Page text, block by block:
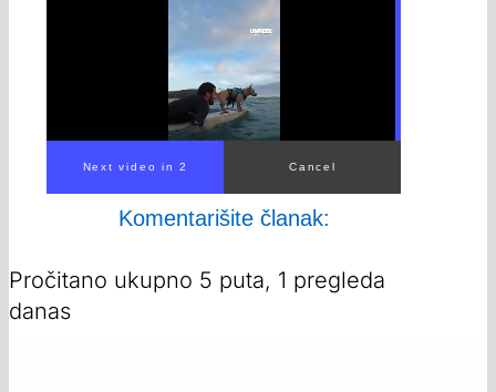
00:00/ 00:41
Komentarišite članak:
Pročitano ukupno 5 puta, 1 pregleda
danas